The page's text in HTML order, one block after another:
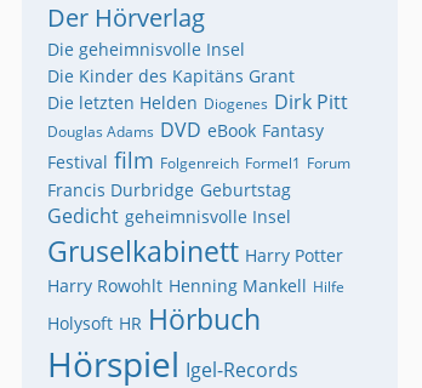
Der Hörverlag
Die geheimnisvolle Insel
Die Kinder des Kapitäns Grant
Die letzten Helden Diogenes Dirk Pitt
Douglas Adams DVD eBook Fantasy
Festival film Folgenreich Formel1 Forum
Francis Durbridge Geburtstag
Gedicht geheimnisvolle Insel
Gruselkabinett Harry Potter
Harry Rowohlt Henning Mankell Hilfe
Holysoft HR Hörbuch
Hörspiel Igel-Records